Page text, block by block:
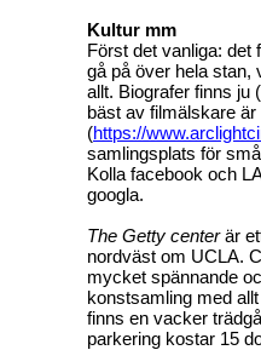
Kultur mm
Först det vanliga: det
gå på över hela stan,
allt. Biografer finns ju
bäst av filmälskare är
(https://
samlingsplats för
Kolla facebook och
googla.
The Getty centerär
nordväst om UCLA.
mycket spännande
konstsamling med
finns en vacker
parkering kostar 15